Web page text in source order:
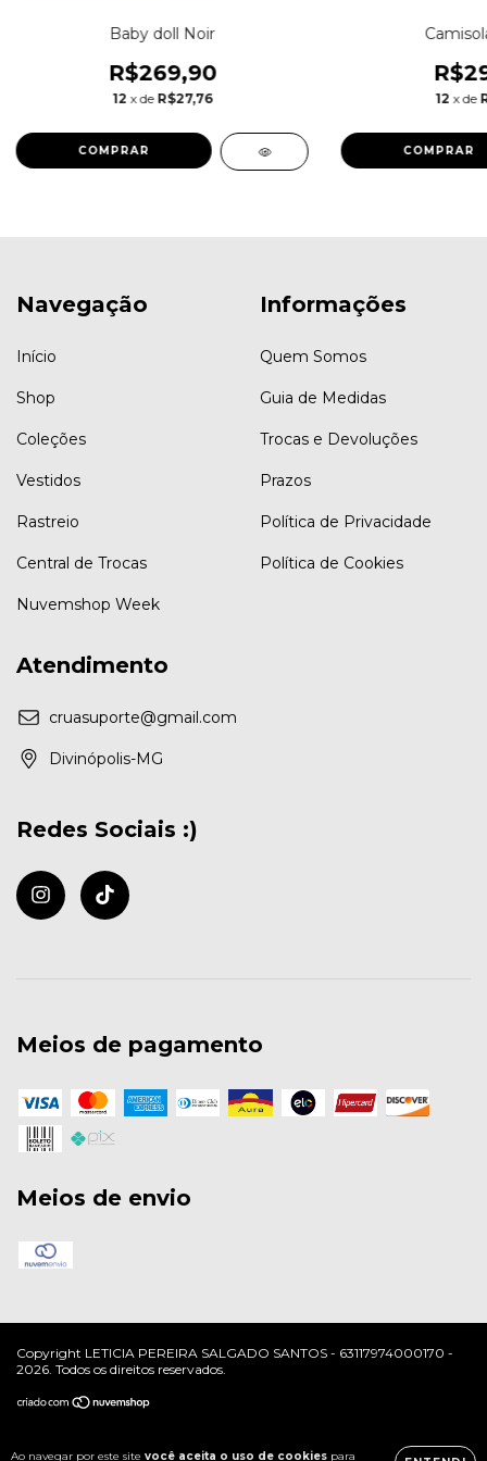
Ao navegar por este site você aceita o uso de cookies para
Baby doll Noir
R$269,90
12 x de R$27,76
COMPRAR
12 x de
COMPRAR
Navegação
Início
Shop
Coleções
Vestidos
Rastreio
Central de Trocas
Nuvemshop Week
Informações
Quem Somos
Guia de Medidas
Trocas e Devoluções
Prazos
Política de Privacidade
Política de Cookies
Atendimento
cruasuporte@gmail.com
Divinópolis-MG
Redes Sociais :)
Meios de pagamento
Meios de envio
Copyright LETICIA PEREIRA SALGADO SANTOS - 63117974000170 -
2026. Todos os direitos reservados.